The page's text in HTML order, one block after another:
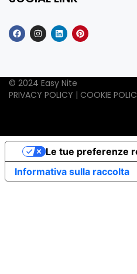
© 2024 Easy Nite
PRIVACY POLICY | COOKIE
Informativa sulla raccolta
Le tue preferenze